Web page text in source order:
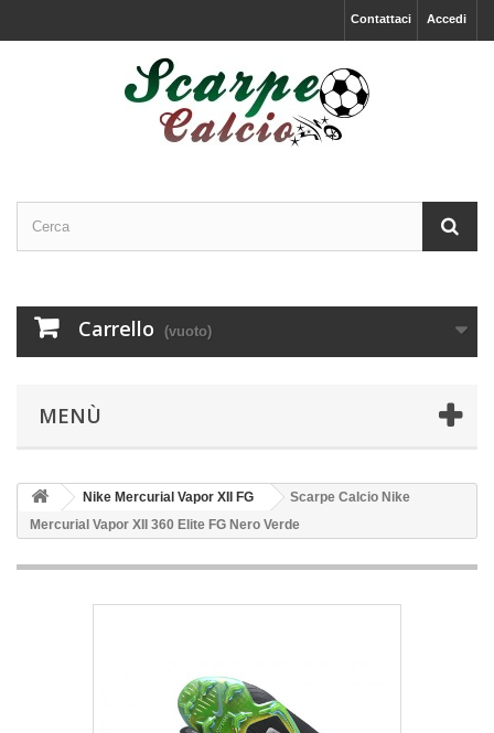
Accedi
Contattaci
Carrello (vuoto)
MENÙ
Nike Mercurial Vapor XII FG
Scarpe Calcio Nike
Mercurial Vapor XII 360 Elite FG Nero Verde